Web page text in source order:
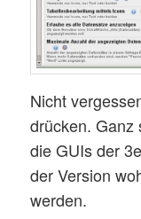
Nicht
drücken. Ganz
die GUIs der
der Version
werden.